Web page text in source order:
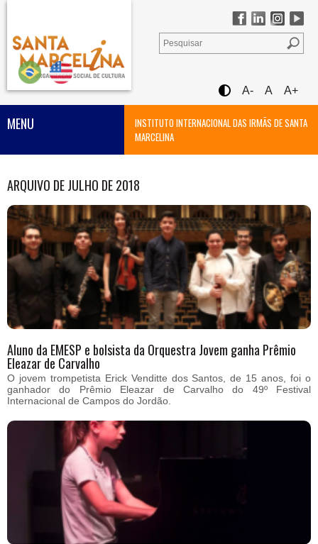
A- A A+
INSTITUTO INTERNACIONAL DAS IRMÃS DE SANTA
MARCELINA
MENU
ARQUIVO DE JULHO DE 2018
Aluno da EMESP e bolsista da Orquestra Jovem ganha Prêmio
Eleazar de Carvalho
O jovem trompetista Erick Venditte dos Santos, de 15 anos, foi o
ganhador do Prêmio Eleazar de Carvalho do 49º Festival
Internacional de Campos do Jordão.